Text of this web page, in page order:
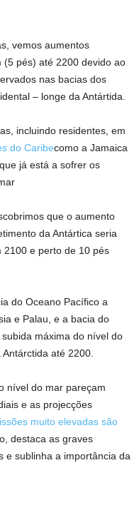
vemos aumentos
pés) até 2200 devido ao
nas bacias dos
– longe da Antártida.
incluindo residentes, em
do Caribecomo a Jamaica
que já está a sofrer os
que o aumento
da Antártica seria
2100 e perto de 10 pés
do Oceano Pacífico a
e Palau, e a bacia do
máxima do nível do
até 2200.
nível do mar pareçam
e as projecções
muito elevadas são
destaca as graves
e sublinha a importância da